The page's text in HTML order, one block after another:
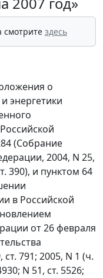
смотрите здесь
о
энергетики
(Собрание
2004, N 25,
390), и пунктом 64
в Российской
от 26 февраля
791; 2005, N 1 (ч.
N 51, ст. 5526;